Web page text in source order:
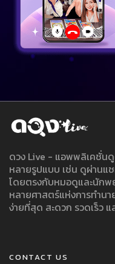
ดวง Live - แอพพลิเคชั่น
หลายรูปแบบ เช่น ดูผ่านแ
โดยตรงกับหมอดูและนัก
หลายศาสตร์แห่งการทำน
ง่ายที่สุด สะดวก รวดเร็ว
CONTACT US